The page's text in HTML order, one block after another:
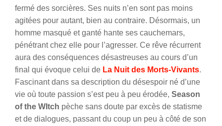
fermé des sorcières. Ses nuits n’en sont pas moins
agitées pour autant, bien au contraire. Désormais, un
homme masqué et ganté hante ses cauchemars,
pénétrant chez elle pour l’agresser. Ce rêve récurrent
aura des conséquences désastreuses au cours d’un
final qui évoque celui de La Nuit des Morts-Vivants.
Fascinant dans sa description du désespoir né d’une
vie où toute passion s’est peu à peu érodée, Season
of the WItch pèche sans doute par excès de statisme
et de dialogues, passant du coup un peu à côté de son